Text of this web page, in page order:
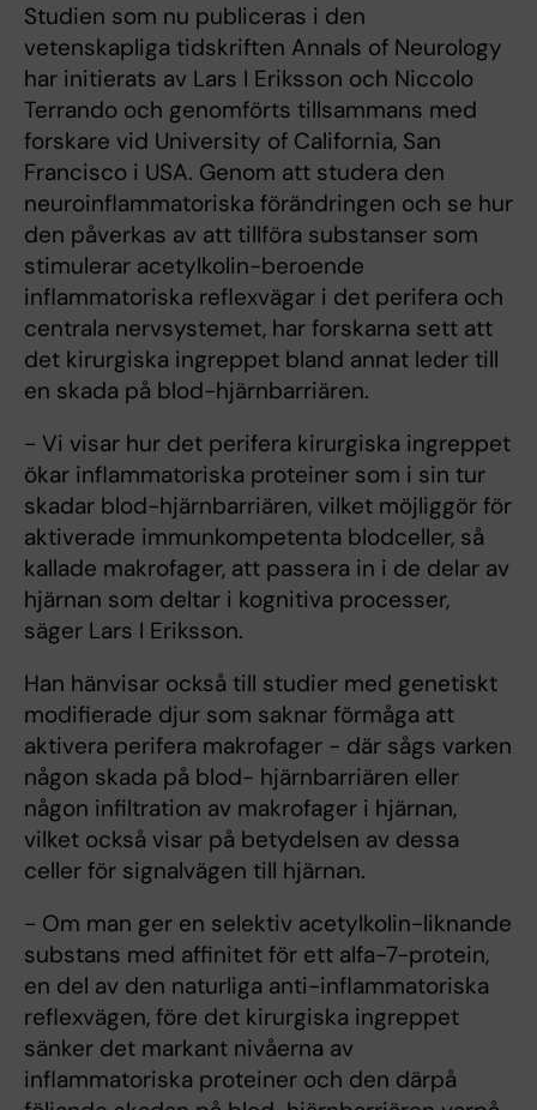
Studien som nu publiceras i den
vetenskapliga tidskriften Annals of Neurology
har initierats av Lars I Eriksson och Niccolo
Terrando och genomförts tillsammans med
forskare vid University of California, San
Francisco i USA. Genom att studera den
neuroinflammatoriska förändringen och se hur
den påverkas av att tillföra substanser som
stimulerar acetylkolin-beroende
inflammatoriska reflexvägar i det perifera och
centrala nervsystemet, har forskarna sett att
det kirurgiska ingreppet bland annat leder till
en skada på blod-hjärnbarriären.
- Vi visar hur det perifera kirurgiska ingreppet
ökar inflammatoriska proteiner som i sin tur
skadar blod-hjärnbarriären, vilket möjliggör för
aktiverade immunkompetenta blodceller, så
kallade makrofager, att passera in i de delar av
hjärnan som deltar i kognitiva processer,
säger Lars I Eriksson.
Han hänvisar också till studier med genetiskt
modifierade djur som saknar förmåga att
aktivera perifera makrofager - där sågs varken
någon skada på blod- hjärnbarriären eller
någon infiltration av makrofager i hjärnan,
vilket också visar på betydelsen av dessa
celler för signalvägen till hjärnan.
- Om man ger en selektiv acetylkolin-liknande
substans med affinitet för ett alfa-7-protein,
en del av den naturliga anti-inflammatoriska
reflexvägen, före det kirurgiska ingreppet
sänker det markant nivåerna av
inflammatoriska proteiner och den därpå